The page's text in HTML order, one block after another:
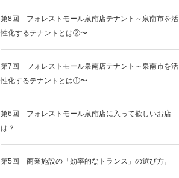
第8回 フォレストモール泉南店テナント～泉南市を活
性化するテナントとは②〜
第7回 フォレストモール泉南店テナント～泉南市を活
性化するテナントとは①〜
第6回 フォレストモール泉南店に入って欲しいお店
は？
第5回 商業施設の「効率的なトランス」の選び方。